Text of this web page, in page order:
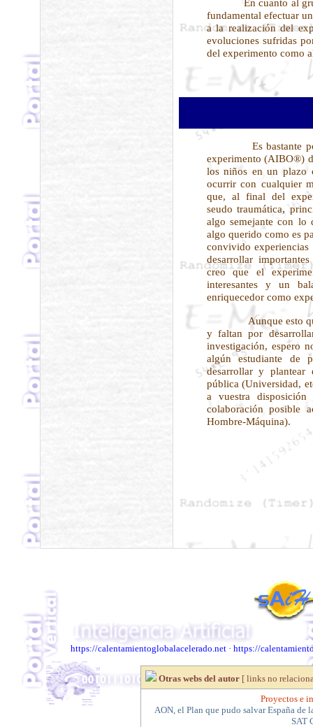
En cuanto al
fundamental efectuar
a la realización del
evoluciones sufridas
del experimento como
Es bastante
experimento (AIBO®)
los niños en un plazo
ocurrir con cualquier
que, al final del
seudo traumática,
algo semejante con
algo querido como es
convivido
desarrollar
creo que el
interesantes y un
enriquecedor como
Aunque esto
y faltan por
investigación, espero
algún estudiante de
desarrollar y plantear
pública (Universidad,
a vuestra
colaboración posible
Hombre-Máquina).
https://calentamientoglobalacelerado.net· https://
Otras webs del autor [ links no
Proyectos e
AON, el Plan que pudo salvar España de
SAT